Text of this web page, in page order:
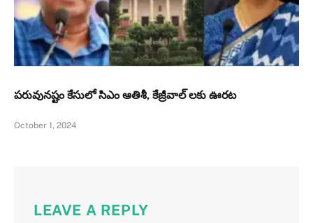
పరువునష్టం కేసులో సిఎం ఆతిశీ, కేజ్రీవాల్ లకు ఊరట
October 1, 2024
LEAVE A REPLY